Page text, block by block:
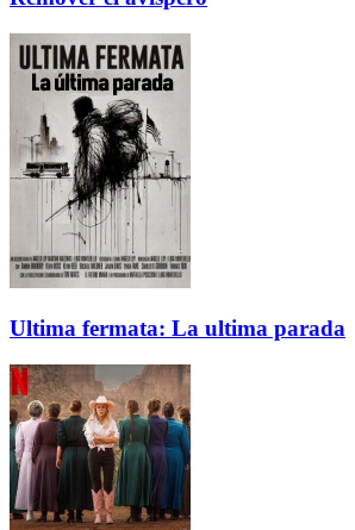
Ultima fermata: La ultima parada